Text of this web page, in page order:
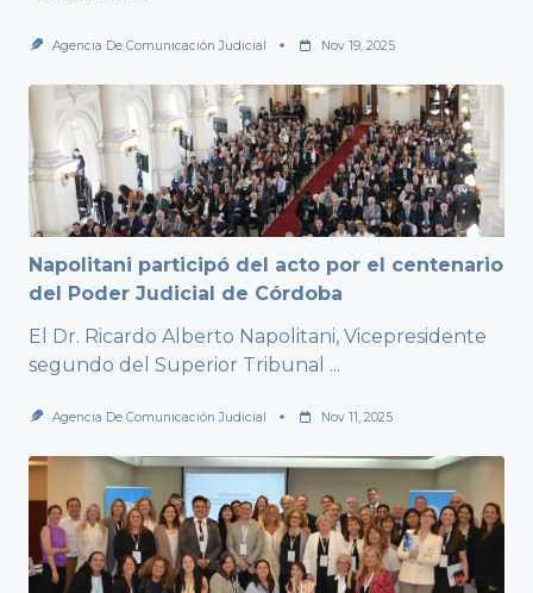
Agencia De Comunicación Judicial Nov 19, 2025
Napolitani participó del acto por el centenario
del Poder Judicial de Córdoba
El Dr. Ricardo Alberto Napolitani, Vicepresidente
segundo del Superior Tribunal ...
Agencia De Comunicación Judicial Nov 11, 2025